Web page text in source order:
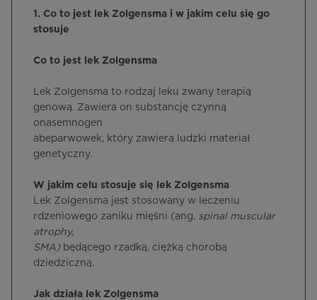
1. Co to jest lek Zolgensma i w jakim celu się go
stosuje
Co to jest lek Zolgensma
Lek Zolgensma to rodzaj leku zwany terapią
genową. Zawiera on substancję czynną
onasemnogen
abeparwowek, który zawiera ludzki materiał
genetyczny.
W jakim celu stosuje się lek Zolgensma
Lek Zolgensma jest stosowany w leczeniu
rdzeniowego zaniku mięśni (ang. spinal muscular
atrophy,
SMA)będącego rzadką, ciężką chorobą
dziedziczną.
Jak działa lek Zolgensma